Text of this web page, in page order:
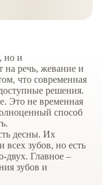
но и
на речь, жевание и
что современная
решения.
Это не временная
способ
десны. Их
всех зубов, но есть
двух. Главное –
зубов и